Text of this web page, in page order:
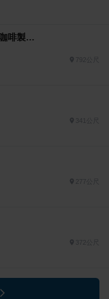
Forward Roasters / 往前咖啡製作所
341公尺